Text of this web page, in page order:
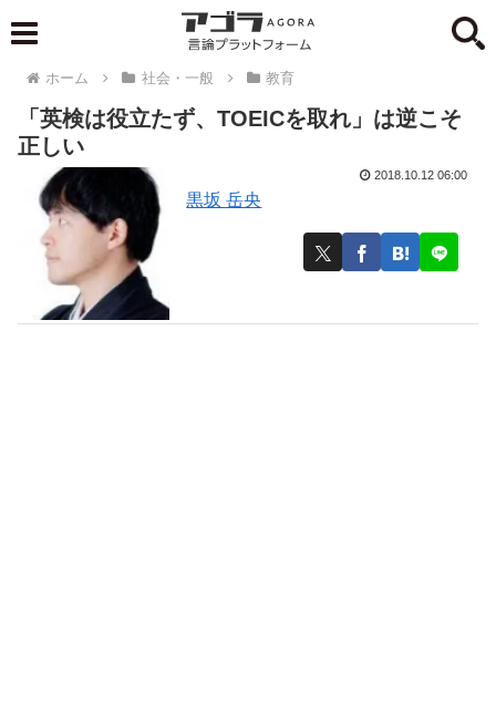
ホーム 社会・一般 教育
「英検は役立たず、TOEICを取れ」は逆こそ
正しい
黒坂 岳央
2018.10.12 06:00